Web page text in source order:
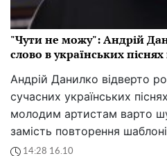
"Чути не можу": Андрій
слово в українських
Андрій Данилко відверто
сучасних українських
молодим артистам варто
замість повторення
14:28 16.10